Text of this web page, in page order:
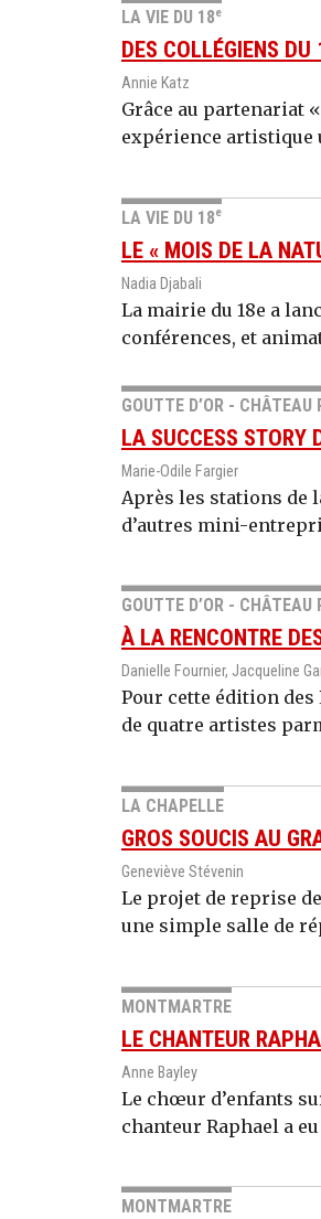
LA VIE DU 18e
DES COLLÉGIENS DU
Annie Katz
Grâce au partenariat
expérience artistique
LA VIE DU 18e
LE « MOIS DE LA
Nadia Djabali
La mairie du 18e a
conférences, et
GOUTTE D’OR - CHÂTEAU
LA SUCCESS STORY
Marie-Odile Fargier
Après les stations de
d’autres mini-
GOUTTE D’OR - CHÂTEAU
À LA RENCONTRE
Danielle Fournier, Jacqueline
Pour cette édition des
de quatre artistes
LA CHAPELLE
GROS SOUCIS AU
Geneviève Stévenin
Le projet de reprise
une simple salle de
MONTMARTRE
LE CHANTEUR
Anne Bayley
Le chœur d’enfants
chanteur Raphael a
MONTMARTRE